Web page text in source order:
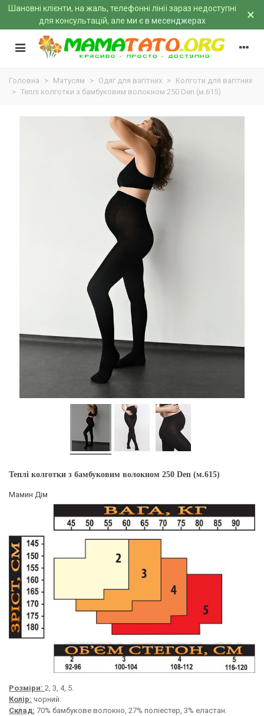
Шановні клієнти, на жаль, телефонні лінії зараз недоступні
для консультацій, але ми єв месенджерах ×
Головна > Матусям > Одяг для вагітних > Колготи для вагітних
> Теплі колготки з бамбуковим волокном 250 Den (м.615)
Теплі колготки з бамбуковим волокном 250 Den (м.615)
Мамин Дім
Розміри: 2, 3, 4, 5.
Колір: чорний.
Склад: 70% бамбукове волокно, 27% поліестер, 3% еластан.